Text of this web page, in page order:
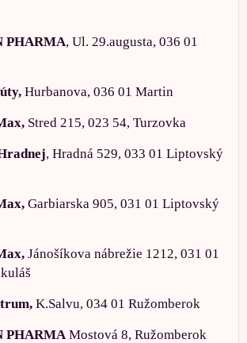
PHARMA, Ul. 29.augusta, 036 01
Hurbanova, 036 01 Martin
Stred 215, 023 54, Turzovka
, Hradná 529, 033 01 Liptovský
Garbiarska 905, 031 01 Liptovský
Jánošíkova nábrežie 1212, 031 01
K.Salvu, 034 01 Ružomberok
PHARMAMostová 8, Ružomberok